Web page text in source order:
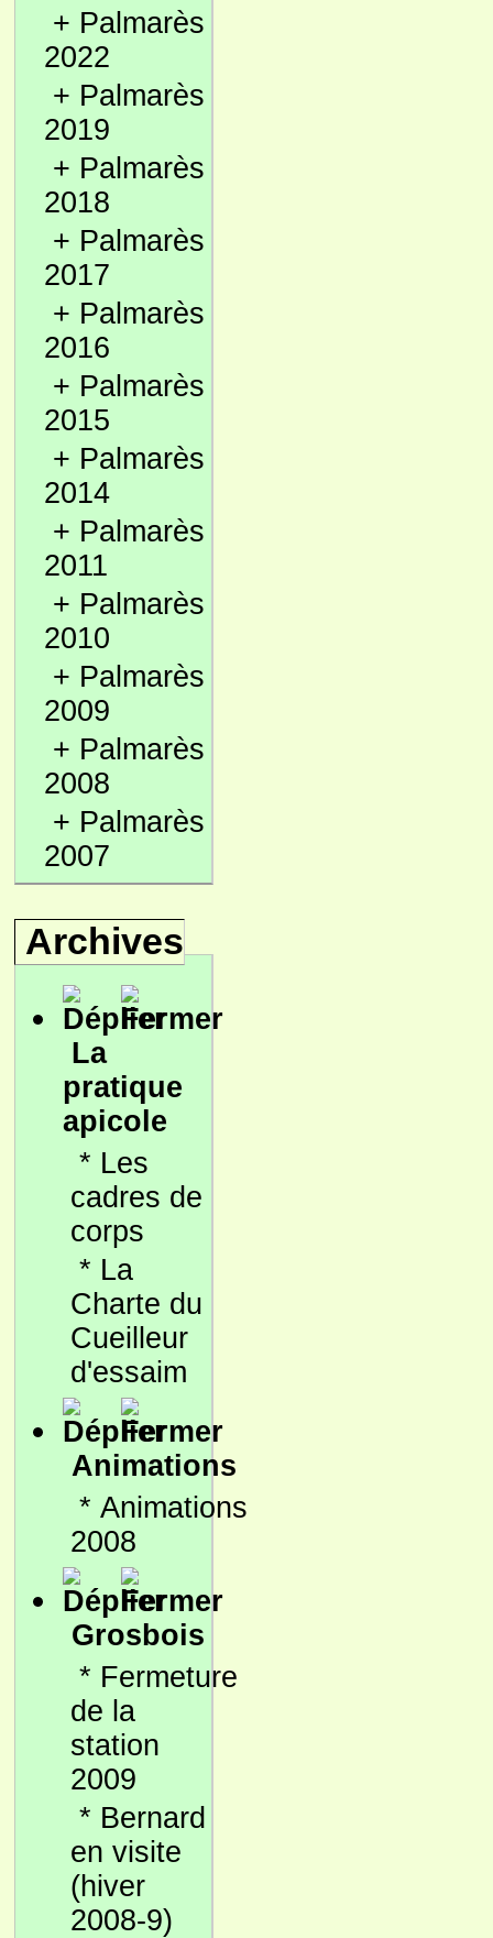
+ Palmarès
2022
+ Palmarès
2019
+ Palmarès
2018
+ Palmarès
2017
+ Palmarès
2016
+ Palmarès
2015
+ Palmarès
2014
+ Palmarès
2011
+ Palmarès
2010
+ Palmarès
2009
+ Palmarès
2008
+ Palmarès
2007
Archives
La
pratique
apicole
* Les
cadres de
corps
* La
Charte du
Cueilleur
d'essaim
Animations
* Animations
2008
Grosbois
* Fermeture
de la
station
2009
* Bernard
en visite
(hiver
2008-9)